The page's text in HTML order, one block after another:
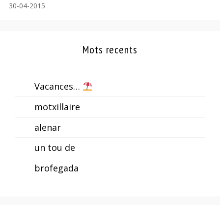
30-04-2015
Mots recents
Vacances…
motxillaire
alenar
un tou de
brofegada